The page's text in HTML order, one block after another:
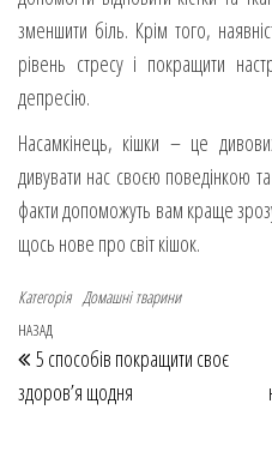
зменшити біль. Крім того,
рівень стресу і покращити
депресію.
Насамкінець, кішки – це
дивувати нас своєю поведінкою
факти допоможуть вам краще
щось нове про світ кішок.
Категорія Домашні тварини
Навігація записів
Попередній запис
НАЗАД
5 способів покращити своє
здоров’я щодня